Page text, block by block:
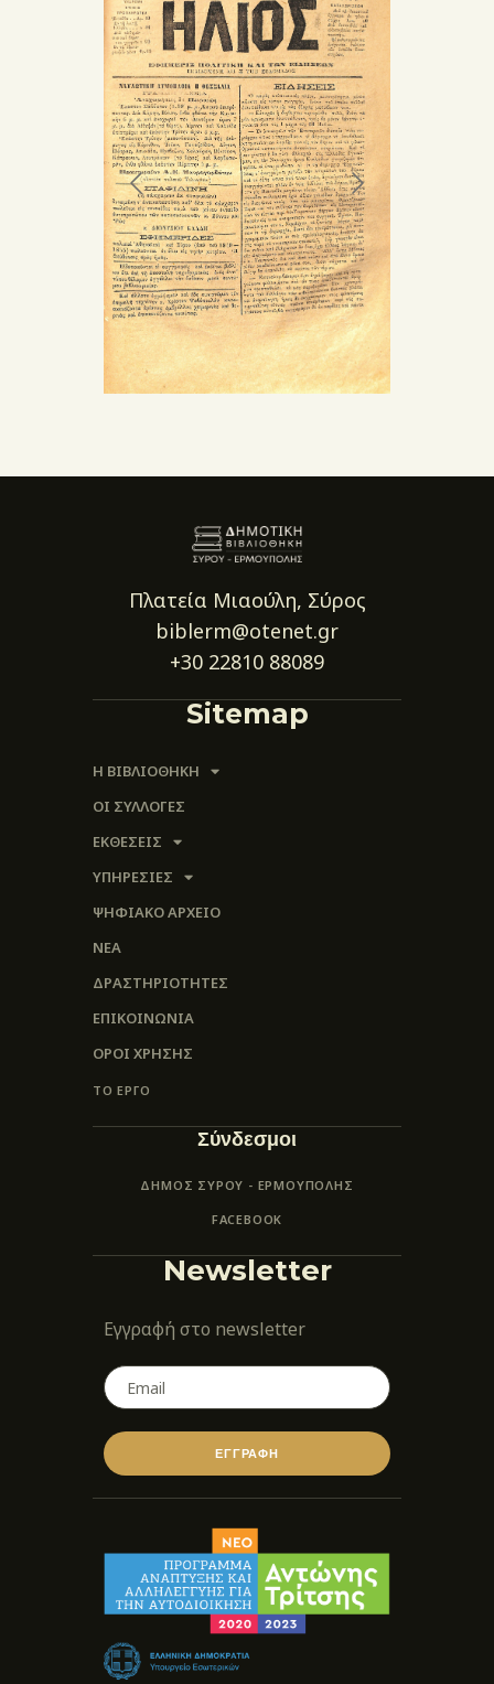
Πλατεία Μιαούλη, Σύρος
biblerm@otenet.gr
+30 22810 88089
Sitemap
Η ΒΙΒΛΙΟΘΗΚΗ
ΟΙ ΣΥΛΛΟΓΈΣ
ΕΚΘΕΣΕΙΣ
ΥΠΗΡΕΣΙΕΣ
ΨΗΦΙΑΚΌ ΑΡΧΕΊΟ
ΝΕΑ
ΔΡΑΣΤΗΡΙΟΤΗΤΕΣ
ΕΠΙΚΟΙΝΩΝΊΑ
ΌΡΟΙ ΧΡΉΣΗΣ
ΤΟ ΕΡΓΟ
Σύνδεσμοι
ΔΗΜΟΣ ΣΥΡΟΥ - ΕΡΜΟΎΠΟΛΗΣ
FACEBOOK
Newsletter
Εγγραφή στο newsletter
ΕΓΓΡΑΦΗ